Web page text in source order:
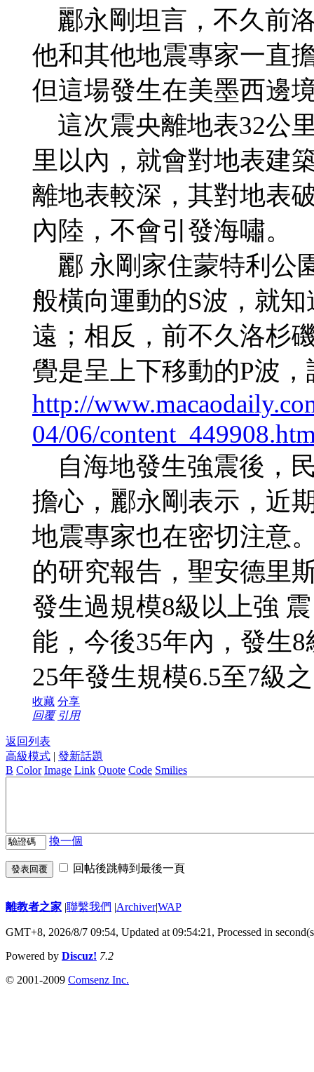
酈永剛坦言，不久前
他和其他地震專家一直
但這場發生在美墨西邊
這次震央離地表32公
里以內，就會對地表建
離地表較深，其對地表
內陸，不會引發海嘯。
酈 永剛家住蒙特利公
般橫向運動的S波，就
遠；相反，前不久洛杉
覺是呈上下移動的P波
http://
04/06/
自海地發生強震後，
擔心，酈永剛表示，近
地震專家也在密切注意
的研究報告，聖安德里
發生過規模8級以上強
能，今後35年內，發生
25年發生規模6.5至7級
收藏 分享
回覆 引用
返回列表
高級模式 | 發新話題
B Color Image Link Quote Code Smilies
換一個
發表回覆 回帖後跳轉到最後一頁
離教者之家 |聯繫我們 |Archiver|WAP
GMT+8, 2026/8/7 09:54, Updated at 09:54:21, Processed in
Powered by Discuz! 7.2
© 2001-2009 Comsenz Inc.